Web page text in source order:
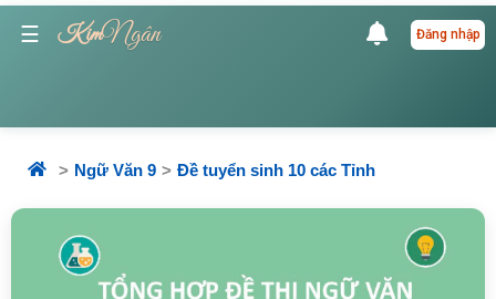
☰ KimNgân Đăng nhập
Ngữ Văn 9 Đề tuyển sinh 10 các Tỉnh